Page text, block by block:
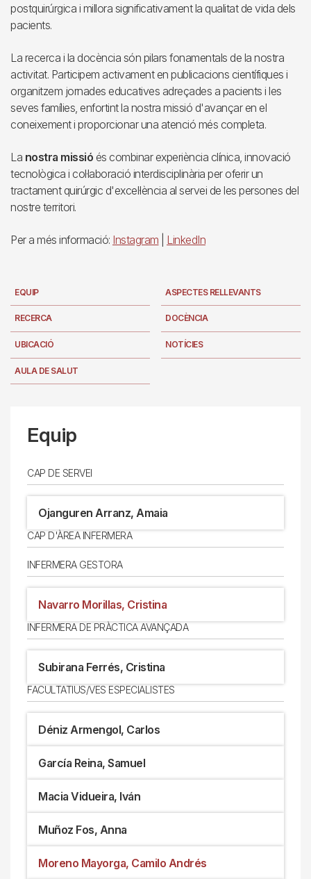
postquirúrgica i millora significativament la qualitat de vida dels
pacients.
La recerca i la docència són pilars fonamentals de la nostra
activitat. Participem activament en publicacions científiques i
organitzem jornades educatives adreçades a pacients i les
seves famílies, enfortint la nostra missió d'avançar en el
coneixement i proporcionar una atenció més completa.
La nostra missió és combinar experiència clínica, innovació
tecnològica i col·laboració interdisciplinària per oferir un
tractament quirúrgic d'excel·lència al servei de les persones del
nostre territori.
Per a més informació: Instagram LinkedIn
EQUIP ASPECTES RELLEVANTS
RECERCA DOCÈNCIA
UBICACIÓ NOTÍCIES
AULA DE SALUT
Equip
CAP DE SERVEI
Ojanguren Arranz, Amaia
CAP D'ÀREA INFERMERA
INFERMERA GESTORA
Navarro Morillas, Cristina
INFERMERA DE PRÀCTICA AVANÇADA
Subirana Ferrés, Cristina
FACULTATIUS/VES ESPECIALISTES
Déniz Armengol, Carlos
García Reina, Samuel
Macia Vidueira, Iván
Muñoz Fos, Anna
Moreno Mayorga, Camilo Andrés